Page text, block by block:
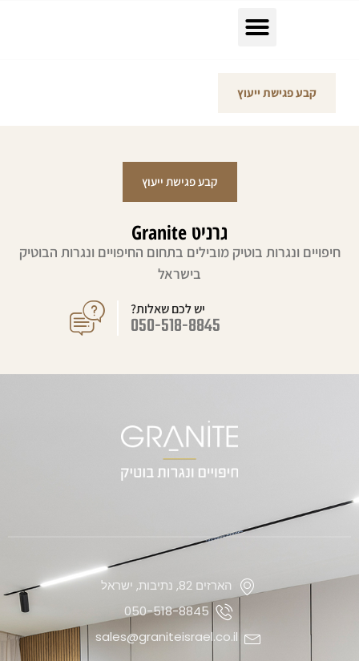
קבע פגישת ייעוץ
קבע פגישת ייעוץ
גרניט Granite
חיפויים ונגרות בוטיק מובילים בתחום החיפויים ונגרות הבוטיק
בישראל
יש לכם שאלות?
050-518-8845
הארזים 82, נתיבות, ישראל
050-518-8845
sales@graniteisrael.co.il